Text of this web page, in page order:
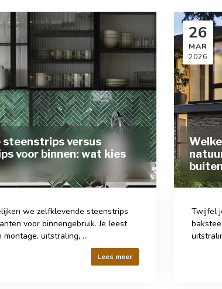
versus
voor binnen: wat kies
we zelfklevende steenstrips
voor binnengebruik. Je leest
uitstraling, ...
Lees meer
26
MAR
2026
Twijfel